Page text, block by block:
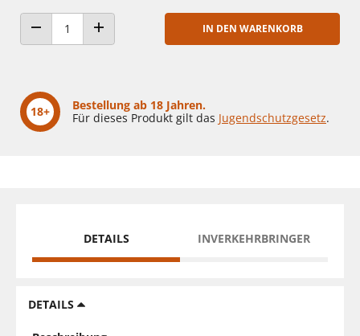
ANZAHL VERRINGERNANZAHL ERHÖHEN
IN DEN WARENKORB
18+
Bestellung ab 18 Jahren.
Für dieses Produkt gilt das Jugendschutzgesetz.
DETAILS INVERKEHRBRINGER
DETAILS